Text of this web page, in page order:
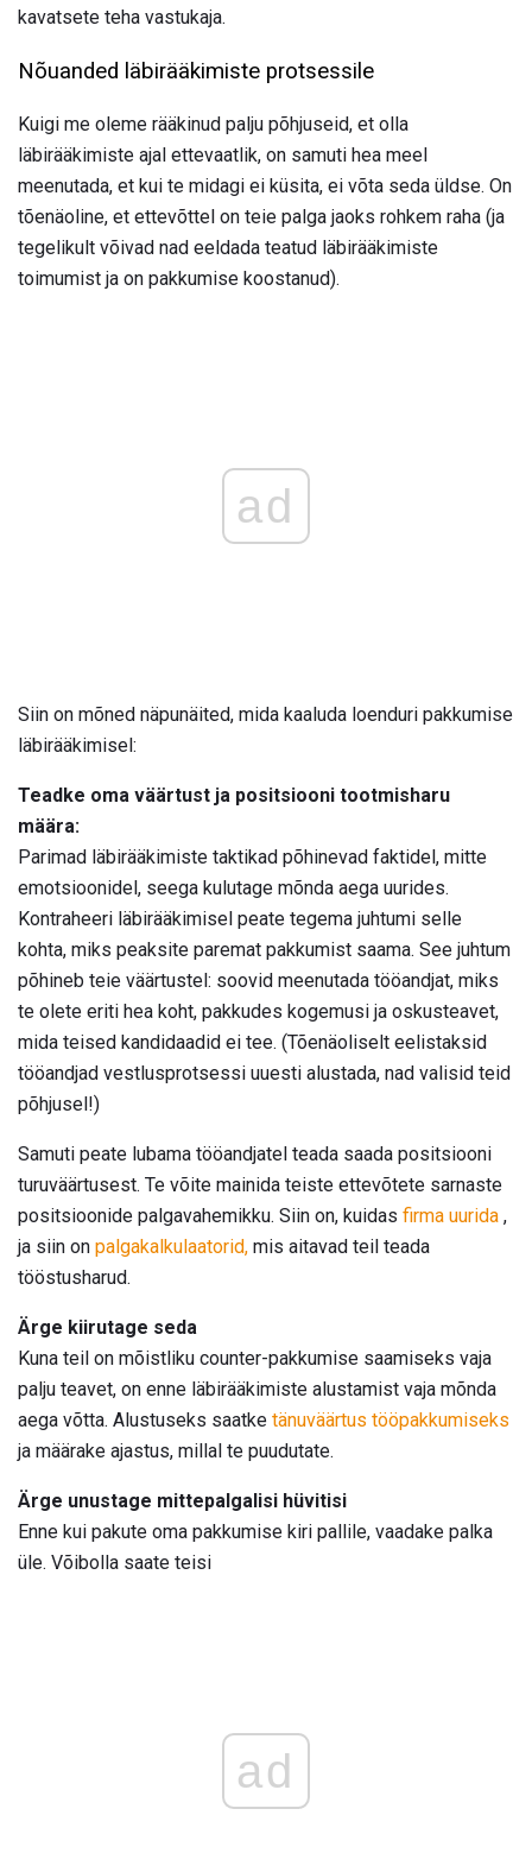
kavatsete teha vastukaja.
Nõuanded läbirääkimiste protsessile
Kuigi me oleme rääkinud palju põhjuseid, et olla
läbirääkimiste ajal ettevaatlik, on samuti hea meel
meenutada, et kui te midagi ei küsita, ei võta seda üldse. On
tõenäoline, et ettevõttel on teie palga jaoks rohkem raha (ja
tegelikult võivad nad eeldada teatud läbirääkimiste
toimumist ja on pakkumise koostanud).
ad
Siin on mõned näpunäited, mida kaaluda loenduri pakkumise
läbirääkimisel:
Teadke oma väärtust ja positsiooni tootmisharu
määra:
Parimad läbirääkimiste taktikad põhinevad faktidel, mitte
emotsioonidel, seega kulutage mõnda aega uurides.
Kontraheeri läbirääkimisel peate tegema juhtumi selle
kohta, miks peaksite paremat pakkumist saama. See juhtum
põhineb teie väärtustel: soovid meenutada tööandjat, miks
te olete eriti hea koht, pakkudes kogemusi ja oskusteavet,
mida teised kandidaadid ei tee. (Tõenäoliselt eelistaksid
tööandjad vestlusprotsessi uuesti alustada, nad valisid teid
põhjusel!)
Samuti peate lubama tööandjatel teada saada positsiooni
turuväärtusest. Te võite mainida teiste ettevõtete sarnaste
positsioonide palgavahemikku. Siin on, kuidas firma uurida ,
ja siin on palgakalkulaatorid, mis aitavad teil teada
tööstusharud.
Ärge kiirutage seda
Kuna teil on mõistliku counter-pakkumise saamiseks vaja
palju teavet, on enne läbirääkimiste alustamist vaja mõnda
aega võtta. Alustuseks saatke tänuväärtus tööpakkumiseks
ja määrake ajastus, millal te puudutate.
Ärge unustage mittepalgalisi hüvitisi
Enne kui pakute oma pakkumise kiri pallile, vaadake palka
üle. Võibolla saate teisi
ad